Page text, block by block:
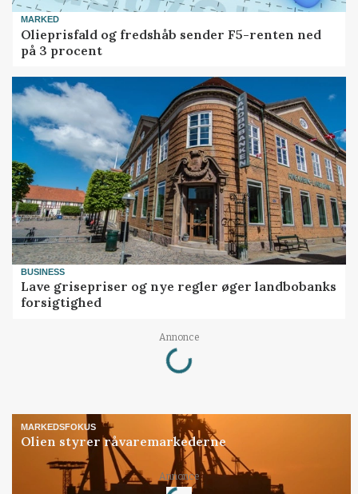
MARKED
Olieprisfald og fredshåb sender F5-renten ned
på 3 procent
BUSINESS
Lave grisepriser og nye regler øger landbobanks
forsigtighed
Annonce
Loading...
MARKEDSFOKUS
Olien styrer råvaremarkederne
Annonce
Loading...